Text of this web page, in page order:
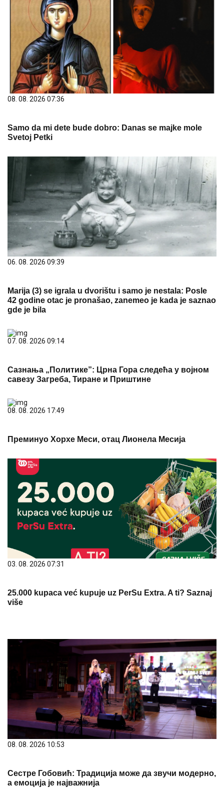
08. 08. 2026 07:36
Samo da mi dete bude dobro: Danas se majke mole
Svetoj Petki
06. 08. 2026 09:39
Marija (3) se igrala u dvorištu i samo je nestala: Posle
42 godine otac je pronašao, zanemeo je kada je saznao
gde je bila
07. 08. 2026 09:14
Сазнања „Политике”: Црна Гора следећа у војном
савезу Загреба, Тиране и Приштине
08. 08. 2026 17:49
Преминуо Хорхе Меси, отац Лионела Месија
03. 08. 2026 07:31
25.000 kupaca već kupuje uz PerSu Extra. A ti? Saznaj
više
08. 08. 2026 10:53
Сестре Гобовић: Традиција може да звучи модерно,
а емоција је најважнија